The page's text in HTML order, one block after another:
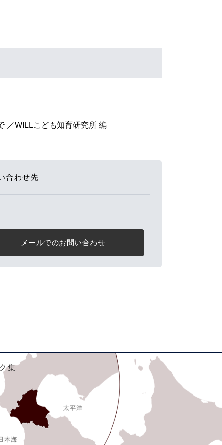
／WILLこども知育研究所 編
合わせ先
メールでのお問い合わせ
集